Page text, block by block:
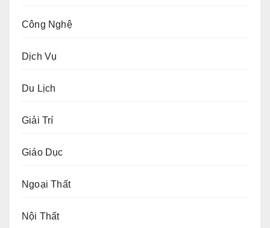
Công Nghệ
Dịch Vụ
Du Lịch
Giải Trí
Giáo Dục
Ngoại Thất
Nội Thất